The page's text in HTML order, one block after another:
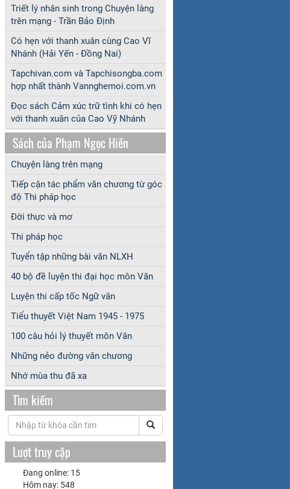
Triết lý nhân sinh trong Chuyện làng
trên mạng - Trần Bảo Định
Có hẹn với thanh xuân cùng Cao Vĩ
Nhánh (Hải Yến - Đồng Nai)
Tapchivan.com và Tapchisongba.com
hợp nhất thành Vannghemoi.com.vn
Đọc sách Cảm xúc trữ tình khi có hẹn
với thanh xuân của Cao Vỹ Nhánh
Sách của Phạm Ngọc Hiền
Chuyện làng trên mạng
Tiếp cận tác phẩm văn chương từ góc
độ Thi pháp học
Đời thực và mơ
Thi pháp học
Tuyển tập những bài văn NLXH
40 bộ đề luyện thi đại học môn Văn
Luyện thi cấp tốc Ngữ văn
Tiểu thuyết Việt Nam 1945 - 1975
100 câu hỏi lý thuyết môn Văn
Những nẻo đường văn chương
Nhớ mùa thu đã xa
Tìm kiếm
Lượt truy cập
Đang online: 15
Hôm nay: 548